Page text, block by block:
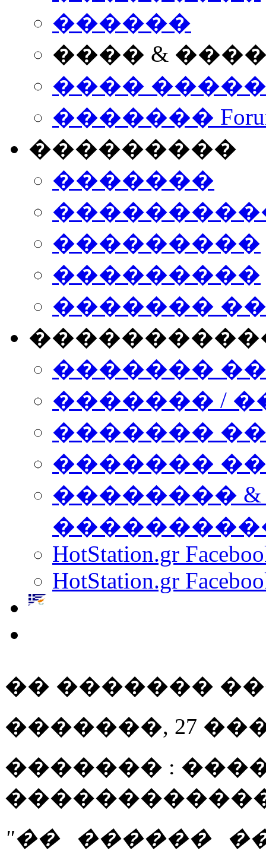
������
���� &
����
�������
���������
�������
���������
���������
�������
�������
������� /
�������
������� ���
��������
HotStation.gr
HotStation.gr
�� �������
�������, 27 ���
������� :
"�� ������